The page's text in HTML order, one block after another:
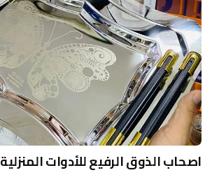
اصحاب الذوق الرفيع للأدوات المنزلية